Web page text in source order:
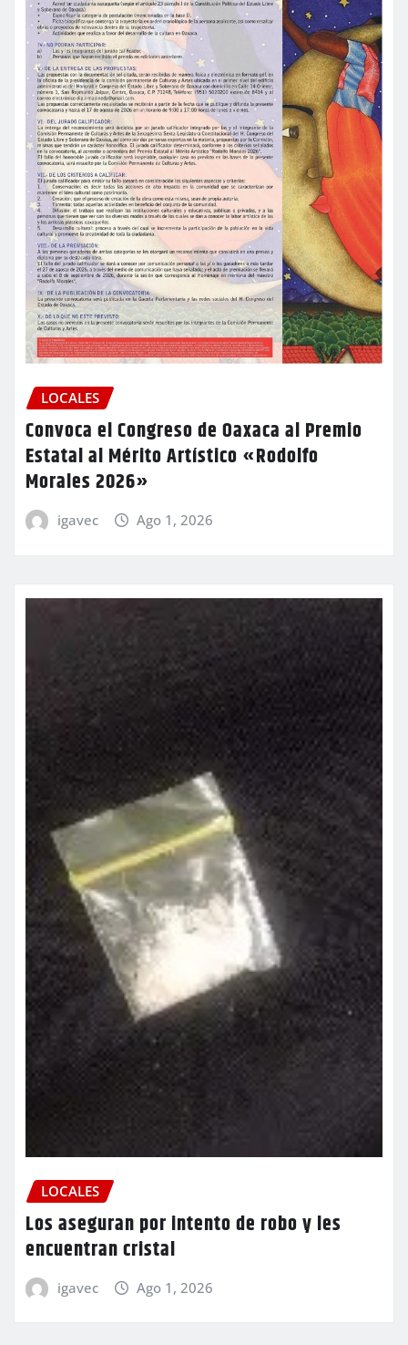
LOCALES
Convoca el Congreso de Oaxaca al Premio
Estatal al Mérito Artístico «Rodolfo
Morales 2026»
igavec Ago 1, 2026
LOCALES
Los aseguran por intento de robo y les
encuentran cristal
igavec Ago 1, 2026